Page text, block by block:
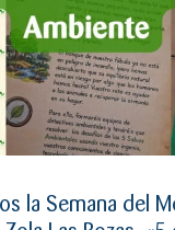
la Semana del